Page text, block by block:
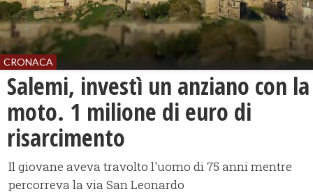
CRONACA
Salemi, investì un anziano con la
moto. 1 milione di euro di
risarcimento
Il giovane aveva travolto l'uomo di 75 anni mentre
percorreva la via San Leonardo